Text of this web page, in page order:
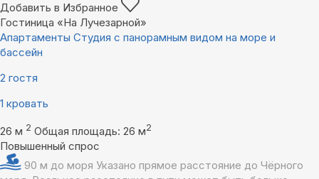
Добавить в Избранное
Гостиница «На Лучезарной»
Апартаменты Студия с панорамным видом на море и
бассейн
2 гостя
1 кровать
26 м 2 Общая площадь: 26 м2
Повышенный спрос
90 м до моря Указано прямое расстояние до Чёрного